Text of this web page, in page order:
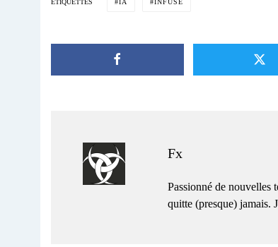
ÉTIQUETTES IA INFUSE
Fx
Passionné de nouvelles
quitte (presque) jamais.